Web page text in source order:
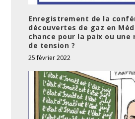
Enregistrement de la
découvertes de gaz en
chance pour la paix ou une
de tension ?
25 février 2022